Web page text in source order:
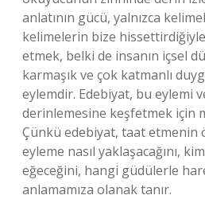
anlatının gücü, yalnızca
kelimelerin bize
etmek, belki de insanın içsel
karmaşık ve çok katmanlı
eylemdir. Edebiyat, bu eylemi
derinlemesine keşfetmek için
Çünkü edebiyat, taat etmenin
eyleme nasıl yaklaşacağını,
eğeceğini, hangi güdülerle
anlamamıza olanak tanır.